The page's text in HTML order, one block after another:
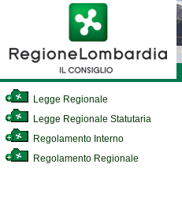
Legge Regionale
Legge Regionale Statutaria
Regolamento Interno
Regolamento Regionale